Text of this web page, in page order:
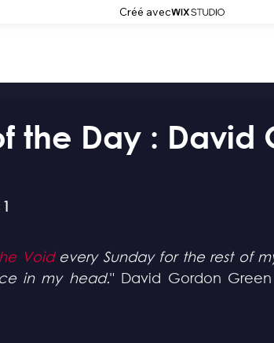
Créé avec
the Day : David
Void every Sunday for the rest of
in my head." David Gordon